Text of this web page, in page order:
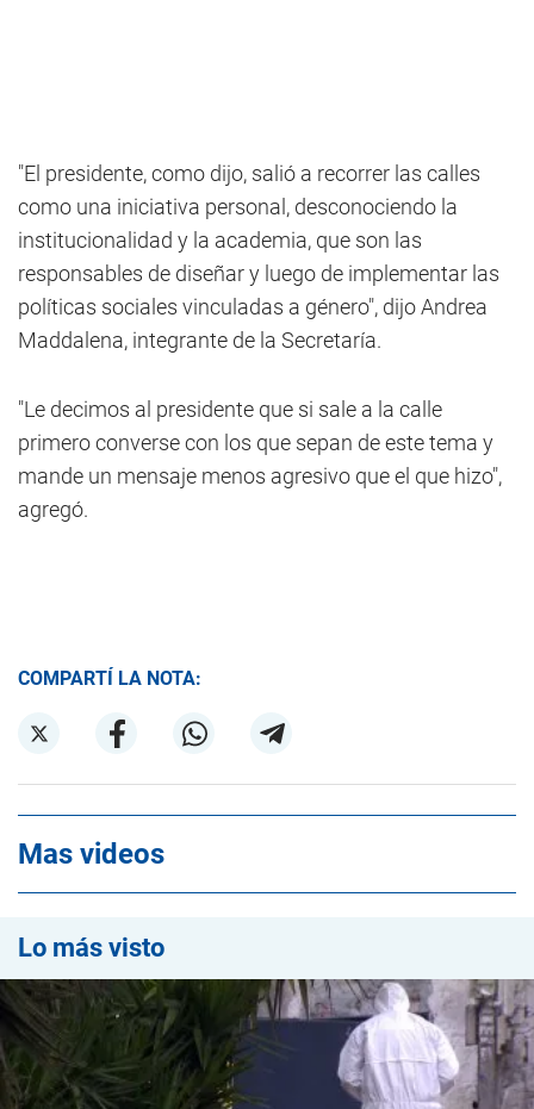
"El presidente, como dijo, salió a recorrer las calles
como una iniciativa personal, desconociendo la
institucionalidad y la academia, que son las
responsables de diseñar y luego de implementar las
políticas sociales vinculadas a género", dijo Andrea
Maddalena, integrante de la Secretaría.
"Le decimos al presidente que si sale a la calle
primero converse con los que sepan de este tema y
mande un mensaje menos agresivo que el que hizo",
agregó.
COMPARTÍ LA NOTA:
Mas videos
Lo más visto